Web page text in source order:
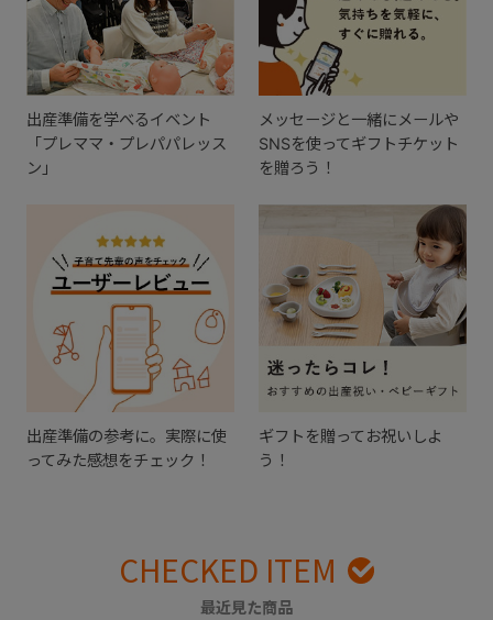
出産準備を学べるイベント
「プレママ・プレパパレッス
ン」
メッセージと一緒にメールや
SNSを使ってギフトチケット
を贈ろう！
出産準備の参考に。実際に使
ってみた感想をチェック！
ギフトを贈ってお祝いしよ
う！
CHECKED ITEM
最近見た商品